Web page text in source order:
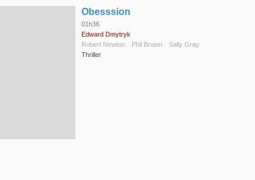
Obesssion
01h36
Edward Dmytryk
Robert Newton
Phil Brown
Sally Gray
Thriller